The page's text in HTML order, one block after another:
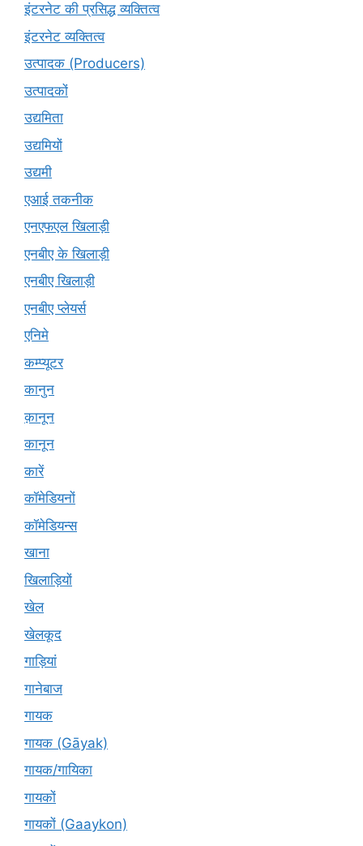
इंटरनेट की प्रसिद्ध व्यक्तित्व
इंटरनेट व्यक्तित्व
उत्पादक (Producers)
उत्पादकों
उद्यमिता
उद्यमियों
उद्यमी
एआई तकनीक
एनएफएल खिलाड़ी
एनबीए के खिलाड़ी
एनबीए खिलाड़ी
एनबीए प्लेयर्स
एनिमे
कम्प्यूटर
कानुन
क़ानून
कानून
कारें
कॉमेडियनों
कॉमेडियन्स
खाना
खिलाड़ियों
खेल
खेलकूद
गाड़ियां
गानेबाज
गायक
गायक (Gāyak)
गायक/गायिका
गायकों
गायकों (Gaaykon)